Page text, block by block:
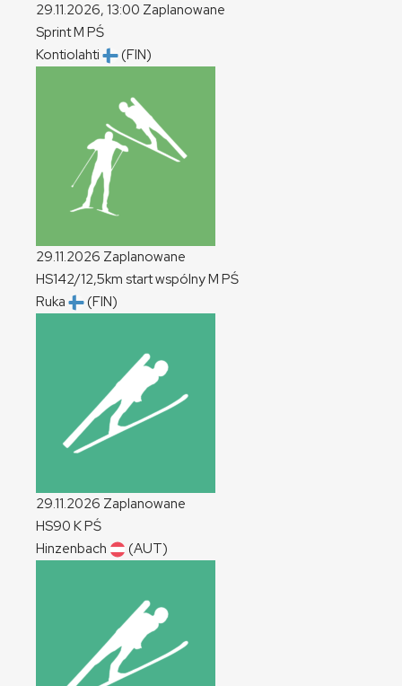
29.11.2026, 13:00 Zaplanowane
SprintM PŚ
Kontiolahti
(FIN)
29.11.2026 Zaplanowane
HS142/12,5km start wspólnyM PŚ
Ruka
(FIN)
29.11.2026 Zaplanowane
HS90 KPŚ
Hinzenbach
(AUT)